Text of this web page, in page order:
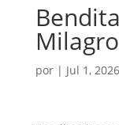
por | Jul 1, 2026